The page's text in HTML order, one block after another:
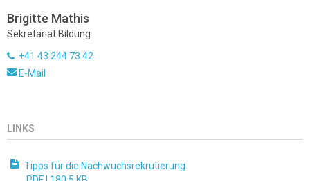
Brigitte Mathis
Sekretariat Bildung
+41 43 244 73 42
E-Mail
LINKS
Tipps für die Nachwuchsrekrutierung